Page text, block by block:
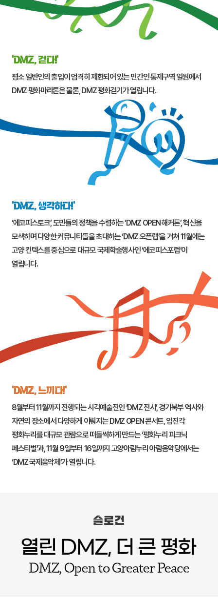
‘DMZ, 걷다!’
평소 일반인의 출입이 엄격히 제한되어 있는 민간인 통제구역 일원에서
DMZ 평화마라톤은 물론, DMZ 평화걷기가 열립니다.
‘DMZ, 생각하다!’
‘에코피스토크’, 도민들의 정책을 수렴하는 ‘DMZ OPEN 해커톤’, 혁신을
모색하며 다양한 커뮤니티들을 초대하는 ‘DMZ 오픈랩’을 거쳐 11월에는
고양킨텍스를 중심으로 대규모 국제학술행사인 ‘에코피스포럼’이
열립니다.
‘DMZ, 느끼다!’
8월부터 11월까지 진행되는 시각예술전인 ‘DMZ 전시’, 경기북부 역사와
자연의 장소에서 다양하게 이뤄지는 DMZ OPEN 콘서트, 임진각
평화누리를 대규모 관람으로 떠들썩하게 만드는 ‘평화누리 피크닉
페스티벌’과, 11월 9일부터 16일까지 고양아람누리 아람음악당에서는
‘DMZ 국제음악제’가 열립니다.
슬로건